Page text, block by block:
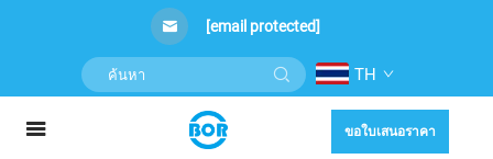
[email protected]
TH
ขอใบเสนอราคา